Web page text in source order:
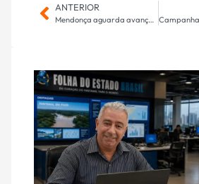
ANTERIOR
Mendonça aguarda avanço das investigações para decidir destino do Banco Master no STF